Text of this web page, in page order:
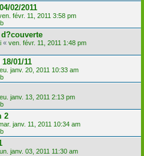
02/2011
févr. 11, 2011 3:58 pm
« ven. févr. 11, 2011 1:48 pm
01/11
janv. 20, 2011 10:33 am
janv. 13, 2011 2:13 pm
2
janv. 11, 2011 10:34 am
janv. 03, 2011 11:30 am